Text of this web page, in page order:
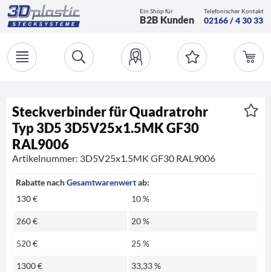
Ein Shop für
B2B Kunden
Telefonischer Kontakt
02166 / 4 30 33
Steckverbinder für Quadratrohr
Typ 3D5 3D5V25x1.5MK GF30
RAL9006
Artikelnummer: 3D5V25x1.5MK GF30 RAL9006
Rabatte nachGesamtwarenwertab:
130 €
10 %
260 € 20 %
520 € 25 %
1300 € 33,33 %